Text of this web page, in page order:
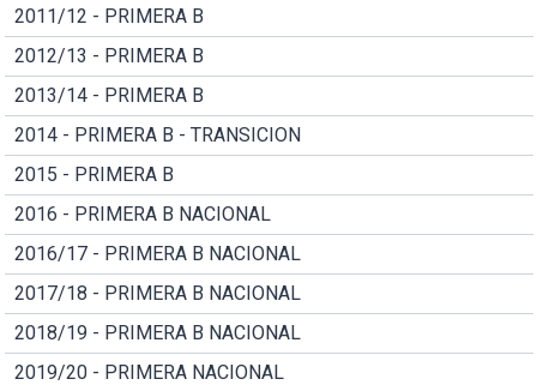
2011/12 - PRIMERA B
2012/13 - PRIMERA B
2013/14 - PRIMERA B
2014 - PRIMERA B - TRANSICION
2015 - PRIMERA B
2016 - PRIMERA B NACIONAL
2016/17 - PRIMERA B NACIONAL
2017/18 - PRIMERA B NACIONAL
2018/19 - PRIMERA B NACIONAL
2019/20 - PRIMERA NACIONAL